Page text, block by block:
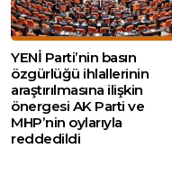
YENİ Parti’nin basın
özgürlüğü ihlallerinin
araştırılmasına ilişkin
önergesi AK Parti ve
MHP’nin oylarıyla
reddedildi